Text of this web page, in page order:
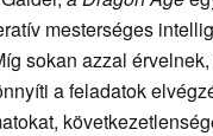
mesterséges
sokan azzal
a feladatok